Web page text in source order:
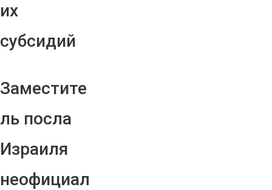
их
субсидий
Заместите
ль посла
Израиля
неофициал